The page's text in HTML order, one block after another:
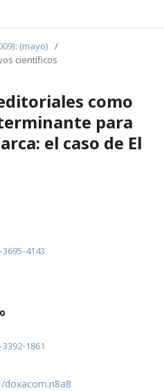
(mayo) /
científicos
como
para
el caso de El
4143
1861